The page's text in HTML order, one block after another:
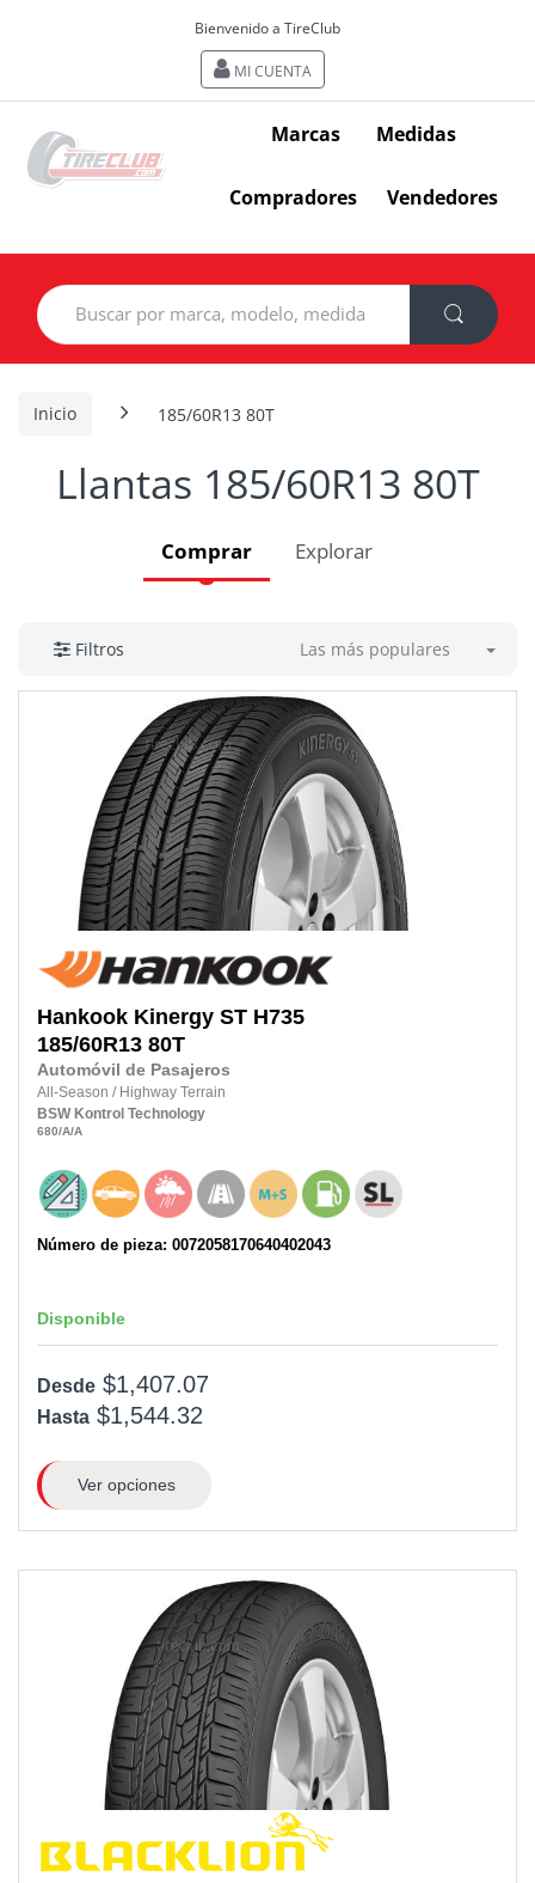
Bienvenido a TireClub
MI CUENTA
Marcas Medidas
Compradores Vendedores
Search
for:
Inicio 185/60R13 80T
Llantas 185/60R13 80T
Comprar Explorar
Filtros Las más populares
Hankook Kinergy ST H735
185/60R13 80T
Automóvil de Pasajeros
All-Season / Highway Terrain
BSW Kontrol Technology
680/A/A
Número de pieza: 0072058170640402043
Disponible
Desde $1,407.07
Hasta $1,544.32
Ver opciones